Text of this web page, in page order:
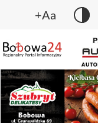
+Aa